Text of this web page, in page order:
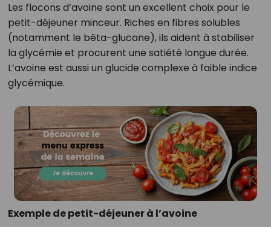
Les flocons d’avoine sont un excellent choix pour le
petit-déjeuner minceur. Riches en fibres solubles
(notamment le bêta-glucane), ils aident à stabiliser
la glycémie et procurent une satiété longue durée.
L’avoine est aussi un glucide complexe à faible indice
glycémique.
Exemple de petit-déjeuner à l’avoine